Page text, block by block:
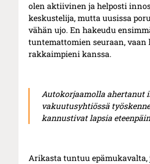
olen aktiivinen ja helposti
keskustelija, mutta uusissa
vähän ujo. En hakeudu
tuntemattomien seuraan, vaan
rakkaimpieni kanssa.
Autokorjaamolla ahertanut
vakuutusyhtiössä
kannustivat lapsia
Arikasta tuntuu epämukavalta,